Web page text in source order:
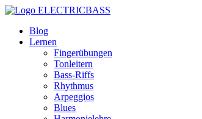
ELECTRICBASS
Blog
Lernen
Fingerübungen
Tonleitern
Bass-Riffs
Rhythmus
Arpeggios
Blues